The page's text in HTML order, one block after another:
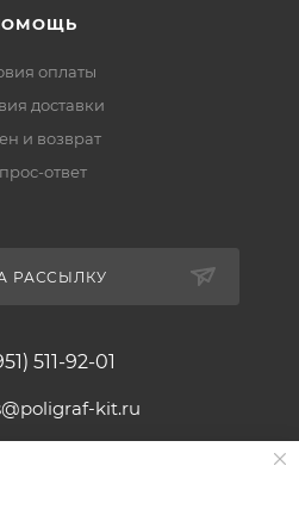
оплаты
доставки
и возврат
ответ
РАССЫЛКУ
511-92-01
kit.ru
обл, Аксайский р-н,